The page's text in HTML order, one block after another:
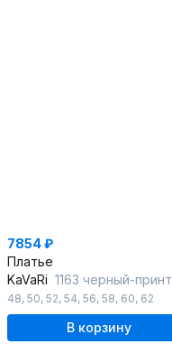
7854 ₽
Платье
KaVaRi 1163 черный-принт
48, 50, 52, 54, 56, 58, 60, 62
В корзину